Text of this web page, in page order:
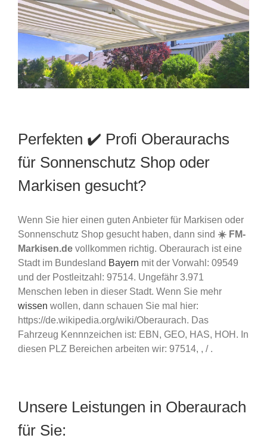
Perfekten ✔️ Profi Oberaurachs
für Sonnenschutz Shop oder
Markisen gesucht?
Wenn Sie hier einen guten Anbieter für Markisen oder
Sonnenschutz Shop gesucht haben, dann sind ☀️ FM-
Markisen.de vollkommen richtig. Oberaurach ist eine
Stadt im Bundesland Bayern mit der Vorwahl: 09549
und der Postleitzahl: 97514. Ungefähr 3.971
Menschen leben in dieser Stadt. Wenn Sie mehr
wissen wollen, dann schauen Sie mal hier:
https://de.wikipedia.org/wiki/Oberaurach. Das
Fahrzeug Kennnzeichen ist: EBN, GEO, HAS, HOH. In
diesen PLZ Bereichen arbeiten wir: 97514, , / .
Unsere Leistungen in Oberaurach
für Sie: